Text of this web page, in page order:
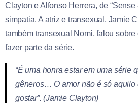
Clayton e Alfonso Herrera, de “Sense
simpatia. A atriz e transexual, Jamie
também transexual Nomi, falou
fazer parte da série.
“É uma honra estar em uma série
gêneros… O amor não é só aquilo
gostar”. (Jamie Clayton)